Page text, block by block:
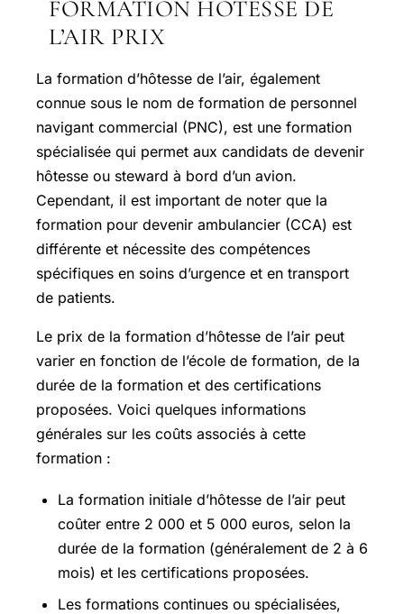
FORMATION HÔTESSE DE
L’AIR PRIX
La formation d’hôtesse de l’air, également
connue sous le nom de formation de personnel
navigant commercial (PNC), est une formation
spécialisée qui permet aux candidats de devenir
hôtesse ou steward à bord d’un avion.
Cependant, il est important de noter que la
formation pour devenir ambulancier (CCA) est
différente et nécessite des compétences
spécifiques en soins d’urgence et en transport
de patients.
Le prix de la formation d’hôtesse de l’air peut
varier en fonction de l’école de formation, de la
durée de la formation et des certifications
proposées. Voici quelques informations
générales sur les coûts associés à cette
formation :
La formation initiale d’hôtesse de l’air peut
coûter entre 2 000 et 5 000 euros, selon la
durée de la formation (généralement de 2 à 6
mois) et les certifications proposées.
Les formations continues ou spécialisées,